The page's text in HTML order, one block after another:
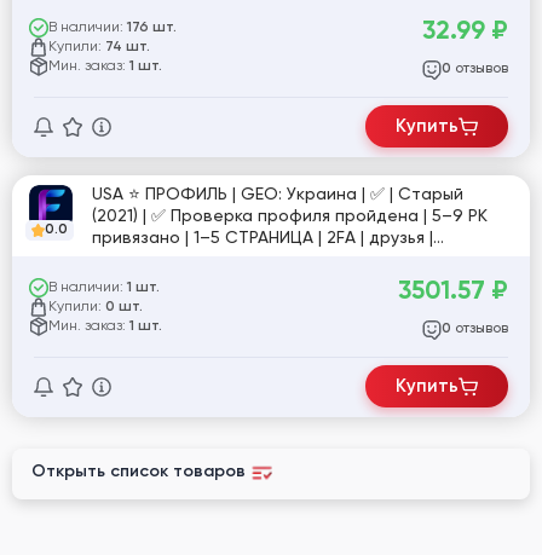
В наличии: 176 шт.
Купили: 74 шт.
Мин. заказ: 1 шт.
32.99 ₽
0 отзывов
Купить
0.0
USA ⭐️ ПРОФИЛЬ | GEO: Украина | ✅ | Старый
(2021) | ✅ Проверка профиля пройдена | 5–9 РК
привязано | 1–5 СТРАНИЦА | 2FA | друзья |
подходит для работы в долгую | высокий траст |
Email | настройки доступа | ручная подготовка
30+ дней | №еск"
В наличии: 1 шт.
Купили: 0 шт.
Мин. заказ: 1 шт.
3501.57 ₽
0 отзывов
Купить
Открыть список товаров